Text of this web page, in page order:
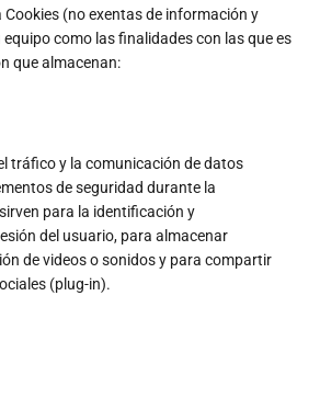
(no exentas de información y
como las finalidades con las que es
que almacenan:
tráfico y la comunicación de datos
de seguridad durante la
para la identificación y
del usuario, para almacenar
de videos o sonidos y para compartir
(plug-in).